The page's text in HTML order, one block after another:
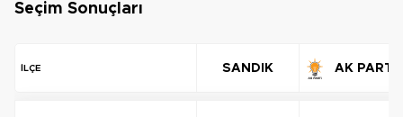
Seçim Sonuçları
İLÇE SANDIK AK PARTİ